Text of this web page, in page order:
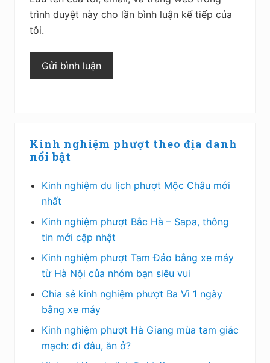
trình duyệt này cho lần bình luận kế tiếp của
tôi.
Sidebar
chính
Kinh nghiệm phượt theo địa danh
nổi bật
Kinh nghiệm du lịch phượt Mộc Châu mới
nhất
Kinh nghiệm phượt Bắc Hà – Sapa, thông
tin mới cập nhật
Kinh nghiệm phượt Tam Đảo bằng xe máy
từ Hà Nội của nhóm bạn siêu vui
Chia sẻ kinh nghiệm phượt Ba Vì 1 ngày
bằng xe máy
Kinh nghiệm phượt Hà Giang mùa tam giác
mạch: đi đâu, ăn ở?